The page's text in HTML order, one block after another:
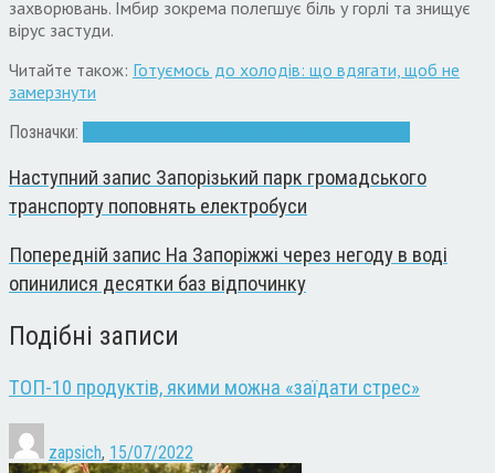
захворювань. Імбир зокрема полегшує біль у горлі та знищує
вірус застуди.
Читайте також: Готуємось до холодів: що вдягати, щоб не
замерзнути
Позначки:
Наступний запис Запорізький парк громадського
транспорту поповнять електробуси
Попередній запис На Запоріжжі через негоду в воді
опинилися десятки баз відпочинку
Подібні записи
ТОП-10 продуктів, якими можна «заїдати стрес»
zapsich, 15/07/2022